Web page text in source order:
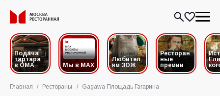
Подача
тартара
в ОМА
Мы в MAX
Любител
ям ЗОЖ
Ресторан
ные
премии
Главная / Рестораны / Gagawa Площадь Гагарина